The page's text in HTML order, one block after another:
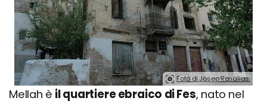
Foto di Josep Renalias.
Mellah è il quartiere ebraico di Fes, nato nel